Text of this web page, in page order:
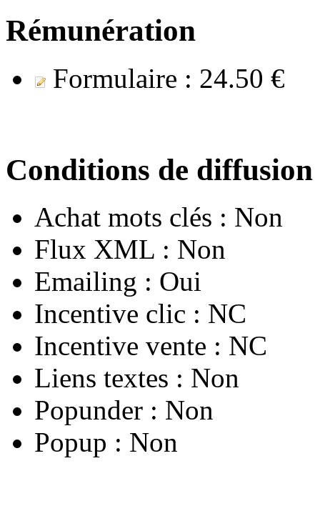
Rémunération
Formulaire : 24.50 €
Conditions de diffusion
Achat mots clés : Non
Flux XML : Non
Emailing : Oui
Incentive clic : NC
Incentive vente : NC
Liens textes : Non
Popunder : Non
Popup : Non